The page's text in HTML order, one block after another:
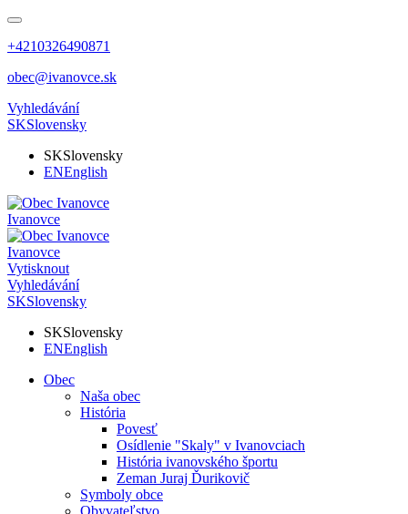
+4210326490871
obec@ivanovce.sk
Vyhledávání
SKSlovensky
SKSlovensky
ENEnglish
Ivanovce
Ivanovce
Vytisknout
Vyhledávání
SKSlovensky
SKSlovensky
ENEnglish
Obec
Naša obec
História
Povesť
Osídlenie "Skaly" v Ivanovciach
História ivanovského športu
Zeman Juraj Ďurikovič
Symboly obce
Obyvateľstvo